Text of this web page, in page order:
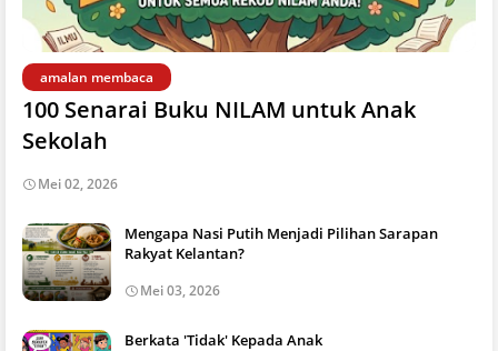
amalan membaca
100 Senarai Buku NILAM untuk Anak
Sekolah
Mei 02, 2026
Mengapa Nasi Putih Menjadi Pilihan Sarapan
Rakyat Kelantan?
Mei 03, 2026
Berkata 'Tidak' Kepada Anak